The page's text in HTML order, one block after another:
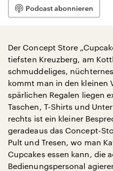
Podcast abonnieren
Der Concept Store
tiefsten Kreuzberg, am
schmuddeliges,
kommt man in den kleinen
spärlichen Regalen liegen
Taschen, T-Shirts und
rechts ist ein kleiner
geradeaus das Concept-
Pult und Tresen, wo man
Cupcakes essen kann, die
Bedienungspersonal